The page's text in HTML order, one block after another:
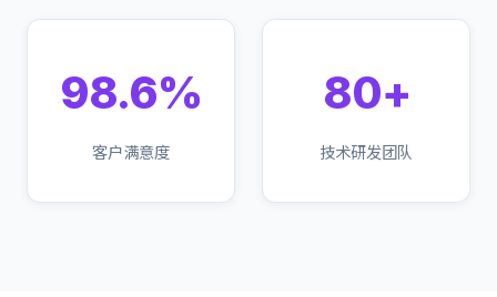
98.6%
客户满意度
80+
技术研发团队